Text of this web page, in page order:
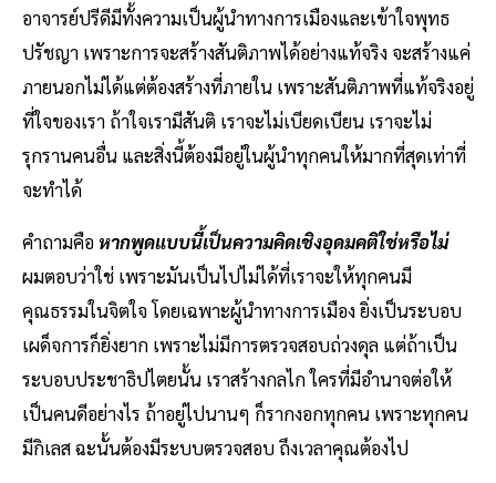
อาจารย์ปรีดีมีทั้งความเป็นผู้นำทางการเมืองและเข้าใจพุทธ
ปรัชญา เพราะการจะสร้างสันติภาพได้อย่างแท้จริง จะสร้างแค่
ภายนอกไม่ได้แต่ต้องสร้างที่ภายใน เพราะสันติภาพที่แท้จริงอยู่
ที่ใจของเรา ถ้าใจเรามีสันติ เราจะไม่เบียดเบียน เราจะไม่
รุกรานคนอื่น และสิ่งนี้ต้องมีอยู่ในผู้นำทุกคนให้มากที่สุดเท่าที่
จะทำได้
คำถามคือหากพูดแบบนี้เป็นความคิดเชิงอุดมคติใช่หรือไม่
ผมตอบว่าใช่ เพราะมันเป็นไปไม่ได้ที่เราจะให้ทุกคนมี
คุณธรรมในจิตใจ โดยเฉพาะผู้นำทางการเมือง ยิ่งเป็นระบอบ
เผด็จการก็ยิ่งยาก เพราะไม่มีการตรวจสอบถ่วงดุล แต่ถ้าเป็น
ระบอบประชาธิปไตยนั้น เราสร้างกลไก ใครที่มีอำนาจต่อให้
เป็นคนดีอย่างไร ถ้าอยู่ไปนานๆ ก็รากงอกทุกคน เพราะทุกคน
มีกิเลส ฉะนั้นต้องมีระบบตรวจสอบ ถึงเวลาคุณต้องไป